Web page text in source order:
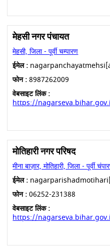
मेहसी नगर पंचायत
मेहसी, जिला - पूर्वी चम्पारण
ईमेल :
फोन :8987262009
वेबसाइट लिंक :
https://
मोतिहारी नगर परिषद
मीना बाज़ार, मोतिहारी, जिला - पूर्वी
ईमेल :
फोन :06252-231388
वेबसाइट लिंक :
https://